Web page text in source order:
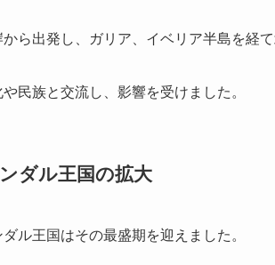
ら出発し、ガリア、イベリア半島を経
民族と交流し、影響を受けました。
ダル王国の拡大
ル王国はその最盛期を迎えました。